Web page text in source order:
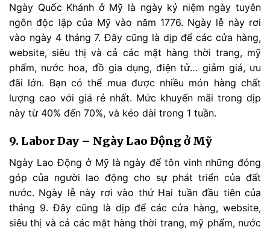
Ngày Quốc Khánh ở Mỹ là ngày kỷ niệm ngày tuyên
ngôn độc lập của Mỹ vào năm 1776. Ngày lễ này rơi
vào ngày 4 tháng 7. Đây cũng là dịp để các cửa hàng,
website, siêu thị và cả các mặt hàng thời trang, mỹ
phẩm, nước hoa, đồ gia dụng, điện tử… giảm giá, ưu
đãi lớn. Bạn có thể mua được nhiều món hàng chất
lượng cao với giá rẻ nhất. Mức khuyến mãi trong dịp
này từ 40% đến 70%, và kéo dài trong 1 tuần.
9. Labor Day – Ngày Lao Động ở Mỹ
Ngày Lao Động ở Mỹ là ngày để tôn vinh những đóng
góp của người lao động cho sự phát triển của đất
nước. Ngày lễ này rơi vào thứ Hai tuần đầu tiên của
tháng 9. Đây cũng là dịp để các cửa hàng, website,
siêu thị và cả các mặt hàng thời trang, mỹ phẩm, nước